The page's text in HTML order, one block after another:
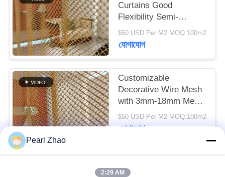
গোপনীয়তা
নীতি
Curtains Good
Flexibility Semi-
transparent For Your
High-class Decorative
$50 USD Per M2 MOQ:100m2
যোগাযোগ
Customizable
Decorative Wire Mesh
with 3mm-18mm Mesh
Opening 0.5-2mm Wire
Diameter and
$50 USD Per M2 MOQ:100m2
যোগাযোগ
Pearl Zhao
2:29 AM